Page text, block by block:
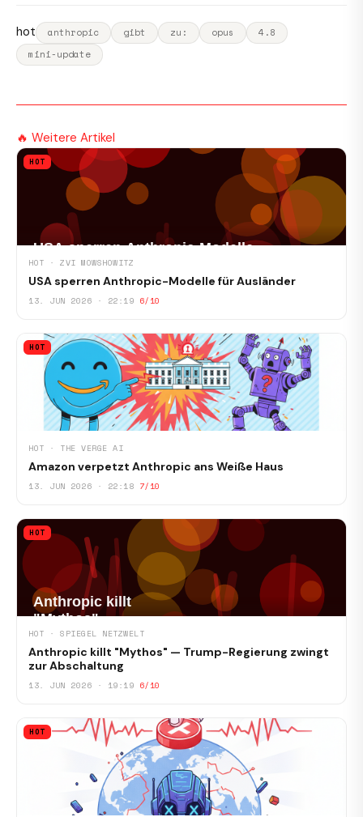
hot anthropic gibt zu: opus
4.8
mini-update
🔥 Weitere Artikel
HOT
HOT · ZVI MOWSHOWITZ
USA sperren Anthropic-Modelle für Ausländer
13. JUN 2026 · 22:19 6/10
HOT
HOT · THE VERGE AI
Amazon verpetzt Anthropic ans Weiße Haus
13. JUN 2026 · 22:18 7/10
HOT
HOT · SPIEGEL NETZWELT
Anthropic killt "Mythos" — Trump-Regierung zwingt
zur Abschaltung
13. JUN 2026 · 19:19 6/10
HOT